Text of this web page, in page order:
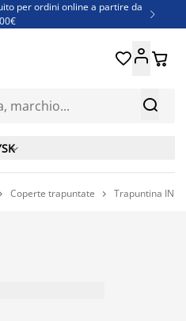
per ordini online a partire da

1.500 articoli fino al 70%
di rimborso più adatto a te

 

 Coperte trapuntate  Trapuntina